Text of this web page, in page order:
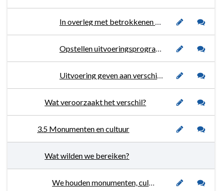
In overleg met betrokkenen partners maatregelen nemen om de verkeersveiligheid te vergroten.
Opstellen uitvoeringsprogramma GVVP.
Uitvoering geven aan verschillende vormen van gedeelde mobiliteit.
Wat veroorzaakt het verschil?
3.5 Monumenten en cultuur
Wat wilden we bereiken?
We houden monumenten, culturele objecten en uitingen binnen Woensdrecht in stand.